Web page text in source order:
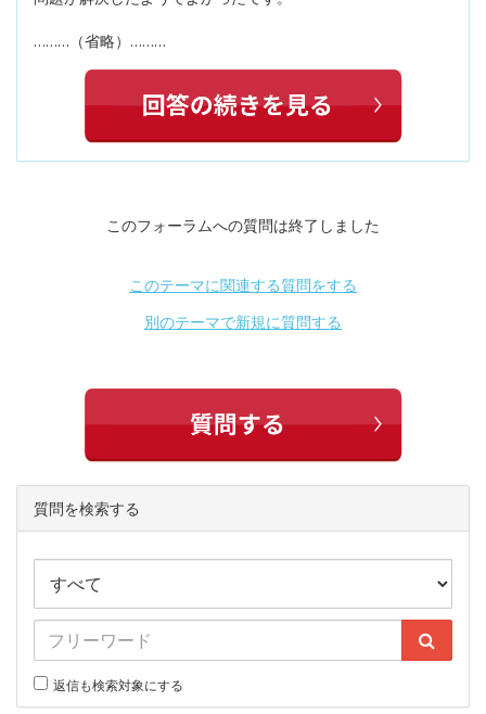
………（省略）………
このフォーラムへの質問は終了しました
このテーマに関連する質問をする
別のテーマで新規に質問する
質問を検索する
返信も検索対象にする